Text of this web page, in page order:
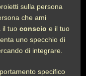
sulla persona
che ami
il tuoconscio e il tuo
uno specchio di
di integrare.
specifico